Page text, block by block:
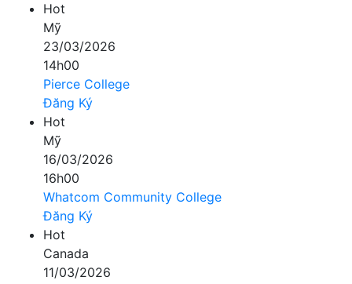
Hot
Mỹ
23/03/2026
14h00
Pierce College
Đăng Ký
Hot
Mỹ
16/03/2026
16h00
Whatcom Community College
Đăng Ký
Hot
Canada
11/03/2026